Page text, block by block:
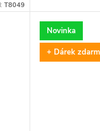
T8049
Novinka
+ Dárek